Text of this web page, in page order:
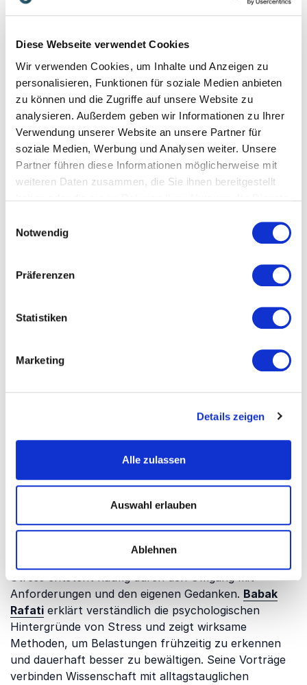
Diese Webseite verwendet Cookies
Wir verwenden Cookies, um Inhalte und Anzeigen zu
personalisieren, Funktionen für soziale Medien anbieten
zu können und die Zugriffe auf unsere Website zu
analysieren. Außerdem geben wir Informationen zu Ihrer
Verwendung unserer Website an unsere Partner für
soziale Medien, Werbung und Analysen weiter. Unsere
Partner führen diese Informationen möglicherweise mit
weiteren Daten zusammen, die Sie ihnen bereitgestellt
Notwendig
Präferenzen
Statistiken
Marketing
Details zeigen
Alle zulassen
Auswahl erlauben
Ablehnen
von Resilienz und Stresskompetenz unterstützen,
geringeren Ausfallzeiten und einer nachhaltig
Umgang mit Belastungen stärkt nicht nur die mentale
Gesundheit, sondern verbessert auch
Zusammenarbeit, Konzentration und
Entscheidungsfähigkeit.
Welche Themen behandeln
Stressbewältigung?
besser bewältigen, ihre mentale Widerstandskraft
stärken und langfristig gesund und leistungsfähig
bleiben. Die Referenten verbinden wissenschaftliche
Erkenntnisse mit persönlichen Erfahrungen und
Resilienz als Schutz vor
chronischem Stress
Veränderungen, Krisen und Belastungen um.Dr.
Georg Frabergervermittelt, wie innere Stärke
entsteht und wie Menschen auch in schwierigen
Stabilität entwickeln können. Seine Vorträge zeigen
praxisnah, wie Resilienz langfristig aufgebaut wird.
Stress verstehen und gezielt
Stress entsteht häufig durch den Umgang mit
Anforderungen und den eigenen Gedanken. Babak
Rafati erklärt verständlich die psychologischen
Hintergründe von Stress und zeigt wirksame
Methoden, um Belastungen frühzeitig zu erkennen
und dauerhaft besser zu bewältigen. Seine Vorträge
verbinden Wissenschaft mit alltagstauglichen